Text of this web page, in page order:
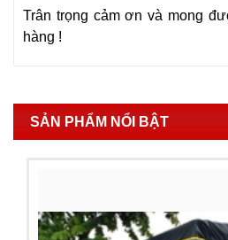
Trân trọng cảm ơn và mong
hàng !
SẢN PHẨM NỔI BẬT